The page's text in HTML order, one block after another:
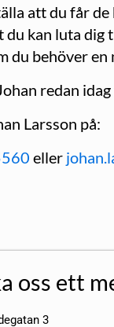
att du får
du kan luta dig
du behöver
redan
Larsson på:
eller
oss ett
3